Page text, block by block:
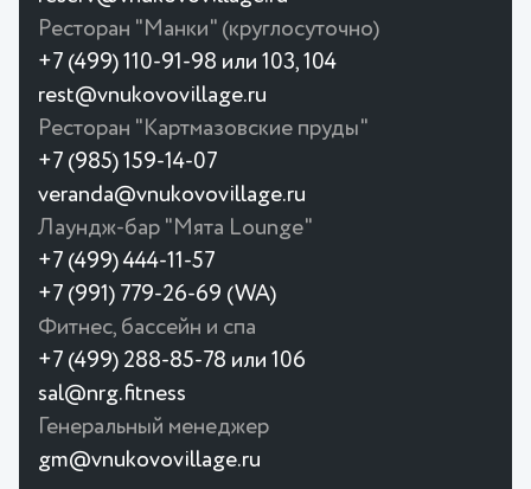
Ресторан "Манки" (круглосуточно)
+7 (499) 110-91-98 или 103, 104
rest@vnukovovillage.ru
Ресторан "Картмазовские пруды"
+7 (985) 159-14-07
veranda@vnukovovillage.ru
Лаундж-бар "Мята Lounge"
+7 (499) 444-11-57
+7 (991) 779-26-69 (WA)
Фитнес, бассейн и спа
+7 (499) 288-85-78 или 106
sal@nrg.fitness
Генеральный менеджер
gm@vnukovovillage.ru